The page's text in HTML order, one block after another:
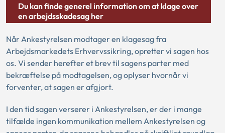
Du kan finde generel information om at klage over
en arbejdsskadesag her
Når Ankestyrelsen modtager en klagesag fra
Arbejdsmarkedets Erhvervssikring, opretter vi sagen hos
os. Vi sender herefter et brev til sagens parter med
bekræftelse på modtagelsen, og oplyser hvornår vi
forventer, at sagen er afgjort.
I den tid sagen verserer i Ankestyrelsen, er der i mange
tilfælde ingen kommunikation mellem Ankestyrelsen og